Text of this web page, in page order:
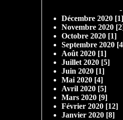
Décembre 2020 [1]
Novembre 2020
Octobre 2020 [1]
Septembre 2020
Août 2020 [1]
Juillet 2020 [5]
Juin 2020 [1]
Mai 2020 [4]
Avril 2020 [5]
Mars 2020 [9]
Février 2020 [12]
Janvier 2020 [8]